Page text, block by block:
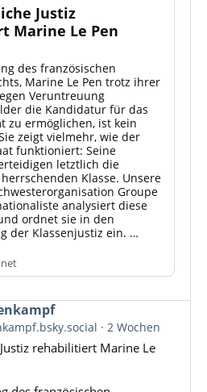
Justiz
Marine Le Pen
des französischen
Marine Le Pen trotz ihrer
Veruntreuung
die Kandidatur für das
zu ermöglichen, ist kein
zeigt vielmehr, wie der
funktioniert: Seine
letztlich die
Klasse. Unsere
Groupe
analysiert diese
ordnet sie in den
der Klassenjustiz ein. …
2 Wochen
rehabilitiert Marine Le